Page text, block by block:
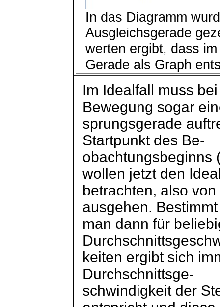
In das Diagramm
Ausgleichsgerade
werten ergibt, dass
Gerade als Graph
Im Idealfall muss
Bewegung sogar
sprungsgerade
Startpunkt des Be-
obachtungsbeginns
wollen jetzt den
betrachten, also
ausgehen. Bestimmt
man dann für
keiten ergibt sich
Durchschnittsge-
schwindigkeitder